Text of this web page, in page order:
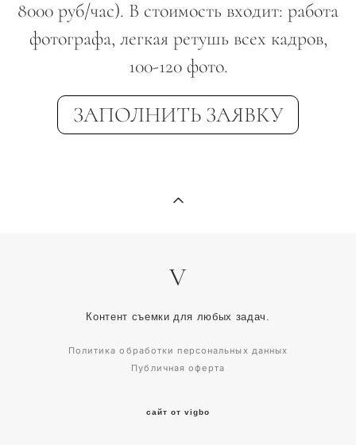
8000 руб/час). В стоимость входит: работа
фотографа, легкая ретушь всех кадров,
100-120 фото.
ЗАПОЛНИТЬ ЗАЯВКУ
V
Контент съемки для любых задач.
Политика обработки персональных данных
Публичная оферта
сайт от vigbo